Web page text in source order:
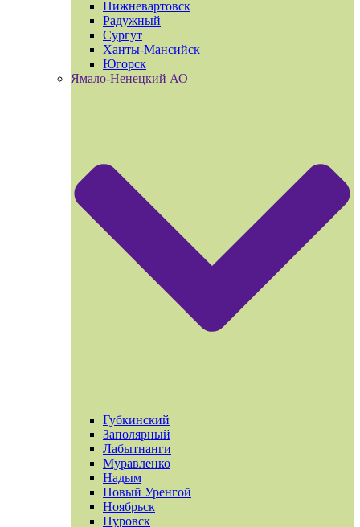
Нижневартовск
Радужный
Сургут
Ханты-Мансийск
Югорск
Ямало-Ненецкий АО
Губкинский
Заполярный
Лабытнанги
Муравленко
Надым
Новый Уренгой
Ноябрьск
Пуровск